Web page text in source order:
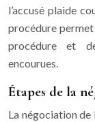
l’accusé plaide
procédure
procédure et
encourues.
Étapes de la
La négociation de